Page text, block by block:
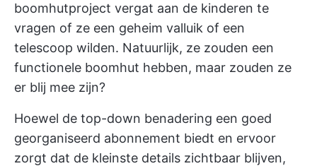
boomhutproject vergat aan de kinderen te
vragen of ze een geheim valluik of een
telescoop wilden. Natuurlijk, ze zouden een
functionele boomhut hebben, maar zouden ze
er blij mee zijn?
Hoewel de top-down benadering een goed
georganiseerd abonnement biedt en ervoor
zorgt dat de kleinste details zichtbaar blijven,